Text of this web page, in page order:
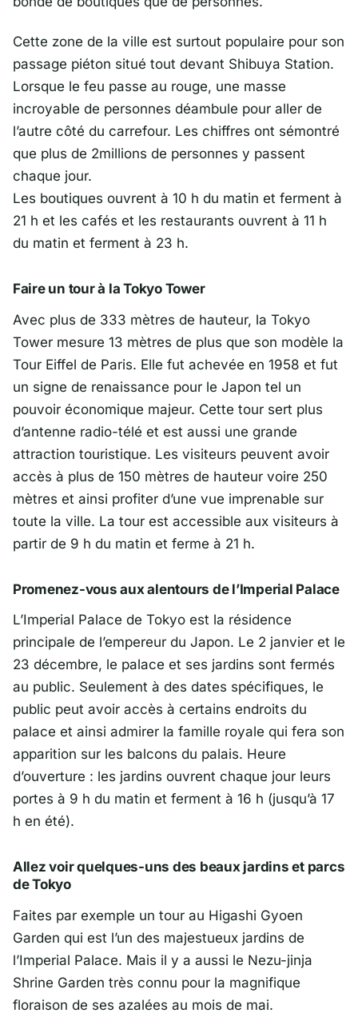
Cette zone de la ville est surtout populaire pour son
passage piéton situé tout devant Shibuya Station.
Lorsque le feu passe au rouge, une masse
incroyable de personnes déambule pour aller de
l’autre côté du carrefour. Les chiffres ont sémontré
que plus de 2millions de personnes y passent
chaque jour.
Les boutiques ouvrent à 10 h du matin et ferment à
21 h et les cafés et les restaurants ouvrent à 11 h
du matin et ferment à 23 h.
Faire un tour à la Tokyo Tower
Avec plus de 333 mètres de hauteur, la Tokyo
Tower mesure 13 mètres de plus que son modèle la
Tour Eiffel de Paris. Elle fut achevée en 1958 et fut
un signe de renaissance pour le Japon tel un
pouvoir économique majeur. Cette tour sert plus
d’antenne radio-télé et est aussi une grande
attraction touristique. Les visiteurs peuvent avoir
accès à plus de 150 mètres de hauteur voire 250
mètres et ainsi profiter d’une vue imprenable sur
toute la ville. La tour est accessible aux visiteurs à
partir de 9 h du matin et ferme à 21 h.
Promenez-vous aux alentours de l’Imperial Palace
L’Imperial Palace de Tokyo est la résidence
principale de l’empereur du Japon. Le 2 janvier et le
23 décembre, le palace et ses jardins sont fermés
au public. Seulement à des dates spécifiques, le
public peut avoir accès à certains endroits du
palace et ainsi admirer la famille royale qui fera son
apparition sur les balcons du palais. Heure
d’ouverture : les jardins ouvrent chaque jour leurs
portes à 9 h du matin et ferment à 16 h (jusqu’à 17
h en été).
Allez voir quelques-uns des beaux jardins et parcs
de Tokyo
Faites par exemple un tour au Higashi Gyoen
Garden qui est l’un des majestueux jardins de
l’Imperial Palace. Mais il y a aussi le Nezu-jinja
Shrine Garden très connu pour la magnifique
floraison de ses azalées au mois de mai.